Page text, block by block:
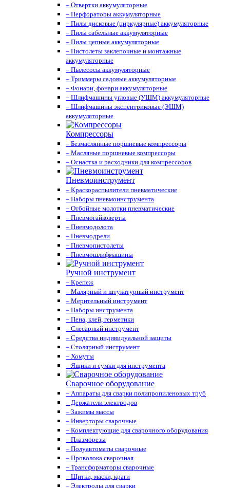
– Отвертки аккумуляторные
– Перфораторы аккумуляторные
– Пилы дисковые (циркулярные) аккумуляторные
– Пилы сабельные аккумуляторные
– Пилы цепные аккумуляторные
– Пистолеты заклепочные и монтажные
аккумуляторные
– Пылесосы аккумуляторные
– Триммеры садовые аккумуляторные
– Фонари, фонари аккумуляторные
– Шлифмашины угловые (УШМ) аккумуляторные
– Шлифмашины эксцентриковые (ЭШМ)
аккумуляторные
Компрессоры
– Безмаслянные поршневые компрессоры
– Масляные поршневые компрессоры
– Оснастка и расходники для компрессоров
Пневмоинструмент
– Краскораспылители пневматические
– Наборы пневмоинструмента
– Отбойные молотки пневматические
– Пневмогайковерты
– Пневмодолота
– Пневмодрели
– Пневмопистолеты
– Пневмошлифмашины
Ручной инструмент
– Крепеж
– Малярный и штукатурный инструмент
– Мерительный инструмент
– Наборы инструмента
– Пена, клей, герметики
– Слесарный инструмент
– Средства индивидуальной защиты
– Столярный инструмент
– Хомуты
– Ящики и сумки для инструмента
Сварочное оборудование
– Аппараты для сварки полипропиленовых труб
– Держатели электродов
– Зажимы массы
– Инверторы сварочные
– Комплектующие для сварочного оборудования
– Плазморезы
– Полуавтоматы сварочные
– Проволока сварочная
– Трансформаторы сварочные
– Щитки, маски, краги
– Электроды для сварки